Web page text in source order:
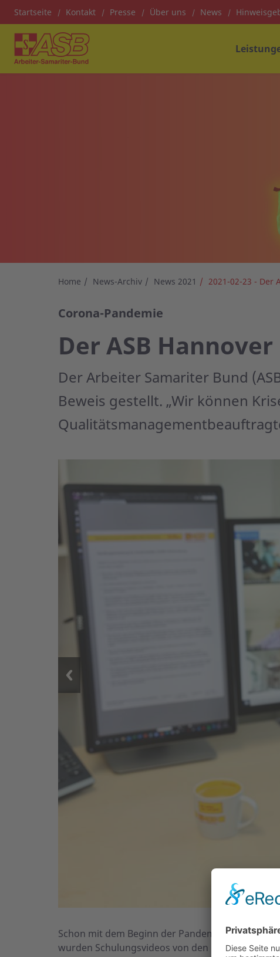
Startseite Kontakt Presse Über uns News
Home News-Archiv News 2021 2021-02-23 - Der
Corona-Pandemie
Der ASB
Der Arbeiter Samariter Bund
Beweis gestellt. „Wir können
Schon mit dem Beginn der Pandemie hat der
wurden Schulungsvideos von den Mitarbeitern